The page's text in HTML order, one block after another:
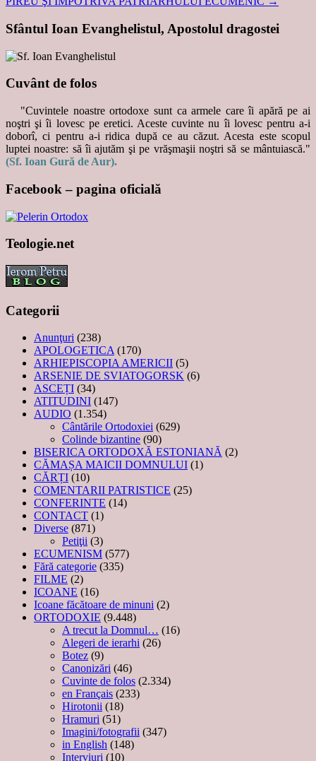
Sfântul Ioan Evanghelistul, Apostolul dragostei
Cuvânt de folos
"Cuvintele noastre ortodoxe sunt ca armele care îi apără pe ai
noştri şi îi lovesc pe eretici. Aceste cuvinte nu îi lovesc pentru a-i
doborî, ci pentru a-i ridica după ce au căzut. Acesta este scopul
luptei noastre: să îi ajutăm şi pe vrăşmaşii noştri să se mântuiască."
(Sf. Ioan Gură de Aur).
Facebook – pagina oficială
Teologie.net
Categorii
Anunţuri (238)
APOLOGETICA (170)
ARHIEPISCOPIA AMERICII (5)
ARSENIE DE SVIATOGORSK (6)
ASCEȚI (34)
ATITUDINI (147)
AUDIO (1.354)
Cântările Ortodoxiei (629)
Colinde bizantine (90)
BISERICA ORTODOXĂ ESTONIANĂ (2)
CĂMAȘA MAICII DOMNULUI (1)
CĂRȚI (10)
COMENTARII PATRISTICE (25)
CONFERINTE (14)
CONTACT (1)
Diverse (871)
Petiţii (3)
ECUMENISM (577)
Fără categorie (335)
FILME (2)
ICOANE (16)
Icoane făcătoare de minuni (2)
ORTODOXIE (9.448)
A trecut la Domnul… (16)
Alegeri de ierarhi (26)
Botez (9)
Canonizări (46)
Cuvinte de folos (2.334)
en Français (233)
Hirotonii (18)
Hramuri (51)
Imagini/fotografii (347)
in English (148)
Interviuri (10)